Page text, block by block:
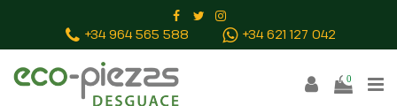
+34 964 565 588 +34 621 127 042
0
PILOTO MATRICULA
XS4X13550AX